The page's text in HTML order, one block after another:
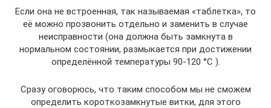
Если она не встроенная, так называемая «таблетка», то
её можно прозвонить отдельно и заменить в случае
неисправности (она должна быть замкнута в
нормальном состоянии, размыкается при достижении
определённой температуры 90-120 °С ).
Сразу оговорюсь, что таким способом мы не сможем
определить короткозамкнутые витки, для этого